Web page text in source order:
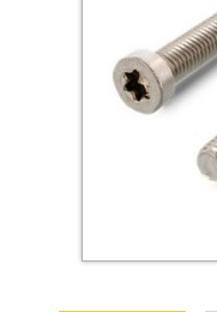
Крюки, кольца
Крюки, кольца